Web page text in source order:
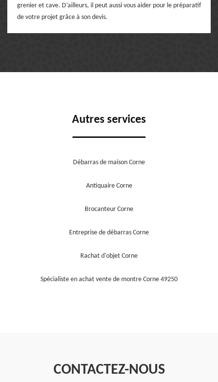
grenier et cave. D’ailleurs, il peut aussi vous aider pour le préparatif
de votre projet grâce à son devis.
Autres services
Débarras de maison Corne
Antiquaire Corne
Brocanteur Corne
Entreprise de débarras Corne
Rachat d'objet Corne
Spécialiste en achat vente de montre Corne 49250
CONTACTEZ-NOUS